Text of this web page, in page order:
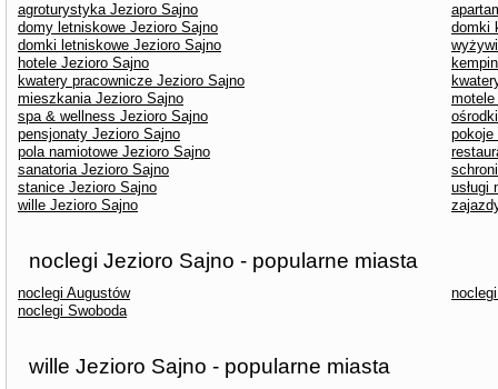
agroturystyka Jezioro Sajno
domy letniskowe Jezioro Sajno
domki
domki letniskowe Jezioro Sajno
hotele Jezioro Sajno
kwatery pracownicze Jezioro Sajno
mieszkania Jezioro Sajno
spa & wellness Jezioro Sajno
pensjonaty Jezioro Sajno
pokoje
pola namiotowe Jezioro Sajno
sanatoria Jezioro Sajno
stanice Jezioro Sajno
usługi
wille Jezioro Sajno
noclegi Jezioro Sajno - popularne miasta
noclegi Augustów
noclegi Swoboda
wille Jezioro Sajno - popularne miasta